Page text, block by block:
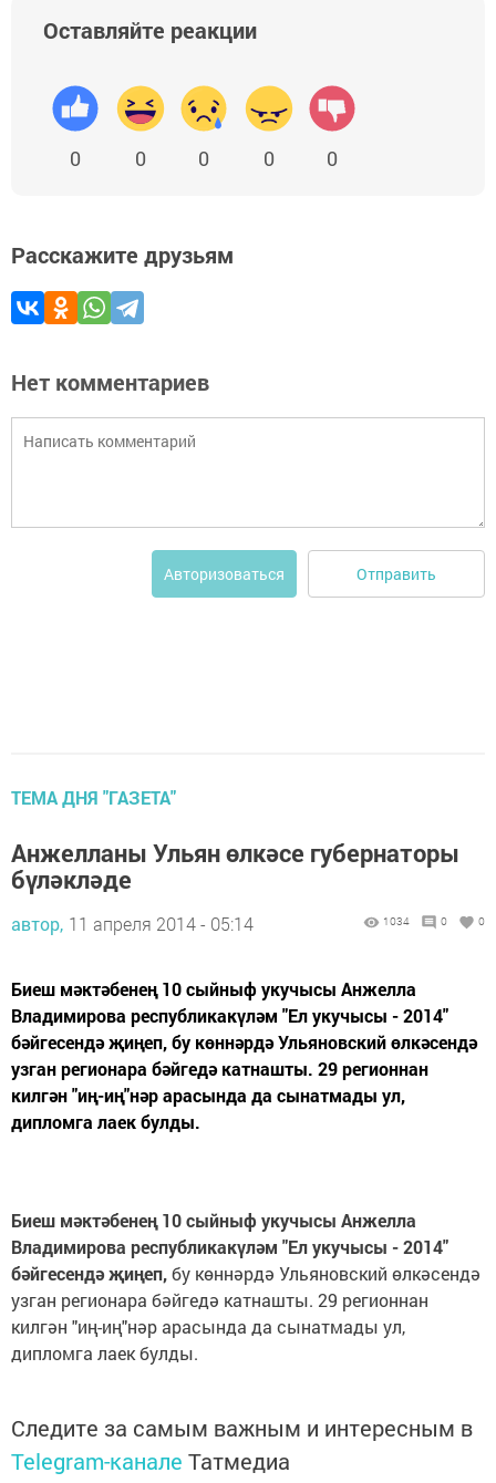
Оставляйте реакции
0 0 0 0 0
Расскажите друзьям
Нет комментариев
Авторизоваться Отправить
ТЕМА ДНЯ "ГАЗЕТА"
Анжелланы Ульян өлкәсе губернаторы
бүләкләде
автор, 11 апреля 2014 - 05:14 1034 0 0
Биеш мәктәбенең 10 сыйныф укучысы Анжелла
Владимирова республикакүләм "Ел укучысы - 2014"
бәйгесендә җиңеп, бу көннәрдә Ульяновский өлкәсендә
узган регионара бәйгедә катнашты. 29 регионнан
килгән "иң-иң"нәр арасында да сынатмады ул,
дипломга лаек булды.
Биеш мәктәбенең 10 сыйныф укучысы Анжелла
Владимирова республикакүләм "Ел укучысы - 2014"
бәйгесендә җиңеп,бу көннәрдә Ульяновский өлкәсендә
узган регионара бәйгедә катнашты. 29 регионнан
килгән "иң-иң"нәр арасында да сынатмады ул,
дипломга лаек булды.
Следите за самым важным и интересным в
Telegram-канале Татмедиа